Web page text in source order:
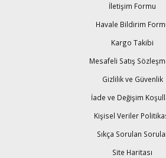
İletişim Formu
Havale Bildirim
Kargo Takibi
Mesafeli Satış
Gizlilik ve Güvenlik
İade ve Değişim
Kişisel Veriler
Sıkça Sorulan
Site Haritası